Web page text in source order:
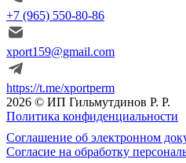
+7 (965) 550-80-86
xport159@gmail.com
https://t.me/xportperm
2026 © ИП Гильмутдинов Р. Р.
Политика конфиденциальности
Соглашение об электронном
Согласие на обработку